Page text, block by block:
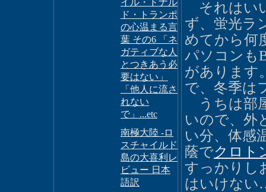
イル・ドナル
ド・トランポ
の心温まる言
葉 その6 「ネ
ガティブな人
とつきあう必
要はない」
「他人に流さ
れない
で」...etc
南極大陸 -ロ
スチャイルド
島の大喜利レ
ビュー 日本
語訳
それはい
ず、蛍光ラ
めてから何
パソコンも
がありま
で、冬季は
うちは部
いので、外
い分、体感
蔭でクロト
すっかりし
はいけな